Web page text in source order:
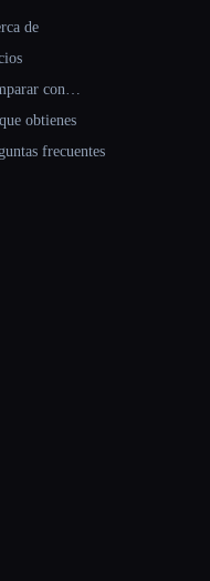
de
con…
obtienes
frecuentes